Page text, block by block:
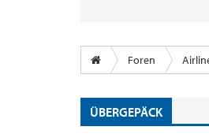
Foren
ÜBERGEPÄCK